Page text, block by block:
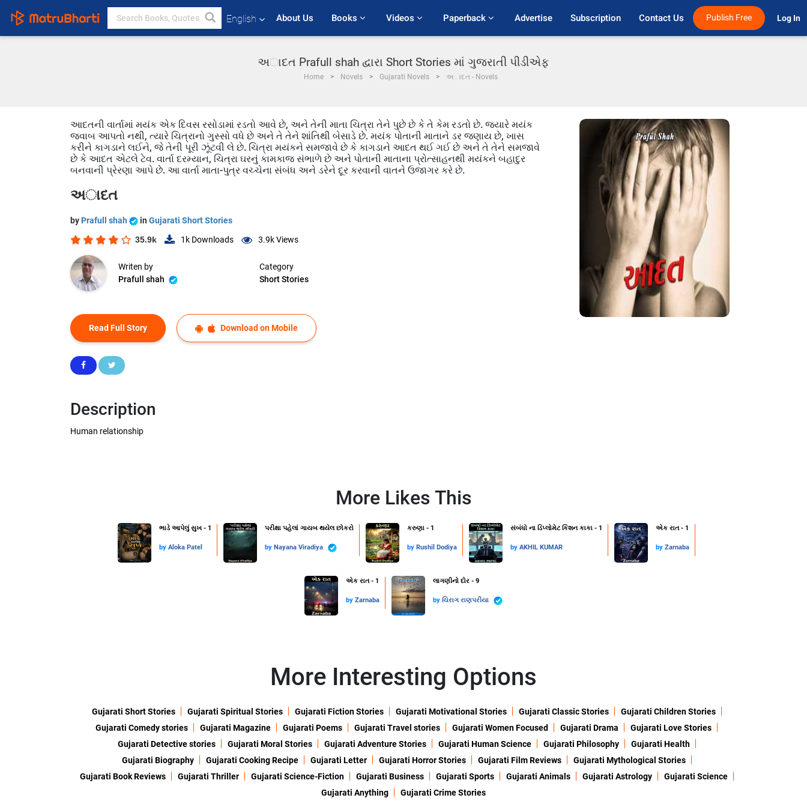
English About Us Books Videos Paperback Advertise Subscription Contact Us Publish Free Log In
અાદત Prafull shah દ્વારા Short Stories માં ગુજરાતી પીડીએફ
Home Novels Gujarati Novels અાદત - Novels
આદતની વાર્તામાં મયંક એક દિવસ રસોડામાં રડતો આવે છે, અને તેની માતા ચિત્રા તેને પુછે છે કે તે કેમ રડતો છે. જ્યારે મયંક
જવાબ આપતો નથી, ત્યારે ચિત્રાનો ગુસ્સો વધે છે અને તે તેને શાંતિથી બેસાડે છે. મયંક પોતાની માતાને ડર જણાય છે, ખાસ
કરીને કાગડાને લઈને, જે તેની પૂરી ઝૂંટવી લે છે. ચિત્રા મયંકને સમજાવે છે કે કાગડાને આદત થઈ ગઈ છે અને તે તેને સમજાવે
છે કે આદત એટલે ટેવ. વાર્તા દરમ્યાન, ચિત્રા ઘરનું કામકાજ સંભાળે છે અને પોતાની માતાના પ્રોત્સાહનથી મયંકને બહાદુર
બનવાની પ્રેરણા આપે છે. આ વાર્તા માતા-પુત્ર વચ્ચેના સંબંધ અને ડરેને દૂર કરવાની વાતને ઉજાગર કરે છે.
અાદત
by Prafull shah in Gujarati Short Stories
35.9k 1k Downloads 3.9kViews
Writen by
Prafull shah
Category
Short Stories
Read Full Story Download on Mobile
Description
Human relationship
More Likes This
ભાડે આપેલું સુખ - 1
by Aloka Patel
પરીક્ષા પહેલાં ગાયબ થયેલ છોકરો
by Nayana Viradiya
કરુણા - 1
by Rushil Dodiya
સંબંધો ના ડિપ્લોમેટ કિશન કાકા - 1
by AKHIL KUMAR
એક રાત - 1
by Zarnaba
એક રાત - 1
by Zarnaba
લાગણીનો દોર - 9
by ચિરાગ રાણપરીયા
More Interesting Options
Gujarati Short Stories Gujarati Spiritual Stories Gujarati Fiction Stories Gujarati Motivational Stories Gujarati Classic Stories
Gujarati Children Stories
Gujarati Comedy stories
Gujarati Magazine Gujarati Poems Gujarati Travel stories Gujarati Women Focused Gujarati Drama
Gujarati Love Stories
Gujarati Detective stories
Gujarati Moral Stories Gujarati Adventure Stories Gujarati Human Science Gujarati Philosophy
Gujarati Health
Gujarati Biography
Gujarati Cooking Recipe Gujarati Letter Gujarati Horror Stories Gujarati Film Reviews
Gujarati Mythological Stories
Gujarati Book Reviews
Gujarati Thriller Gujarati Science-Fiction Gujarati Business Gujarati Sports Gujarati Animals Gujarati Astrology
Gujarati Science
Gujarati Anything
Gujarati Crime Stories